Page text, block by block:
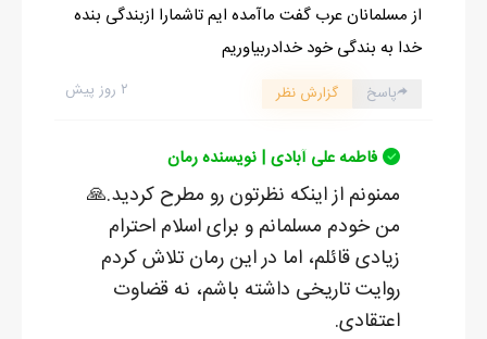
از مسلمانان عرب گفت ماآمده ایم تاشمارا ازبندگی بنده
خدا به بندگی خود خدادربیاوریم
۲ روز پیش پاسخ گزارش نظر
فاطمه علی آبادی | نویسنده رمان
ممنونم از اینکه نظرتون رو مطرح کردید.🙏
من خودم مسلمانم و برای اسلام احترام
زیادی قائلم، اما در این رمان تلاش کردم
روایت تاریخی داشته باشم، نه قضاوت
اعتقادی.